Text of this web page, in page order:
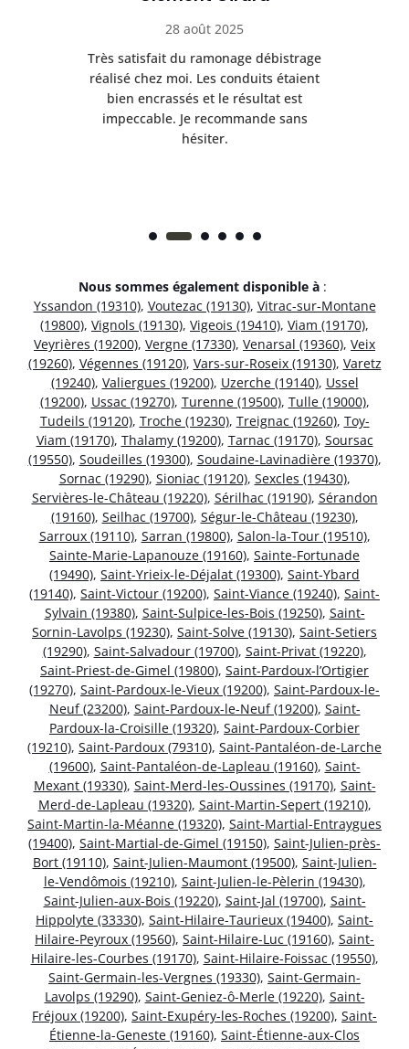
28 août 2025
Très satisfait du ramonage débistrage
réalisé chez moi. Les conduits étaient
bien encrassés et le résultat est
impeccable. Je recommande sans
hésiter.
Nous sommes également disponible à :
Yssandon (19310), Voutezac (19130), Vitrac-sur-Montane
(19800), Vignols (19130), Vigeois (19410), Viam (19170),
Veyrières (19200), Vergne (17330), Venarsal (19360), Veix
(19260), Végennes (19120), Vars-sur-Roseix (19130), Varetz
(19240), Valiergues (19200), Uzerche (19140), Ussel
(19200), Ussac (19270), Turenne (19500), Tulle (19000),
Tudeils (19120), Troche (19230), Treignac (19260), Toy-
Viam (19170), Thalamy (19200), Tarnac (19170), Soursac
(19550), Soudeilles (19300), Soudaine-Lavinadière (19370),
Sornac (19290), Sioniac (19120), Sexcles (19430),
Servières-le-Château (19220), Sérilhac (19190), Sérandon
(19160), Seilhac (19700), Ségur-le-Château (19230),
Sarroux (19110), Sarran (19800), Salon-la-Tour (19510),
Sainte-Marie-Lapanouze (19160), Sainte-Fortunade
(19490), Saint-Yrieix-le-Déjalat (19300), Saint-Ybard
(19140), Saint-Victour (19200), Saint-Viance (19240), Saint-
Sylvain (19380), Saint-Sulpice-les-Bois (19250), Saint-
Sornin-Lavolps (19230), Saint-Solve (19130), Saint-Setiers
(19290), Saint-Salvadour (19700), Saint-Privat (19220),
Saint-Priest-de-Gimel (19800), Saint-Pardoux-l’Ortigier
(19270), Saint-Pardoux-le-Vieux (19200), Saint-Pardoux-le-
Neuf (23200), Saint-Pardoux-le-Neuf (19200), Saint-
Pardoux-la-Croisille (19320), Saint-Pardoux-Corbier
(19210), Saint-Pardoux (79310), Saint-Pantaléon-de-Larche
(19600), Saint-Pantaléon-de-Lapleau (19160), Saint-
Mexant (19330), Saint-Merd-les-Oussines (19170), Saint-
Merd-de-Lapleau (19320), Saint-Martin-Sepert (19210),
Saint-Martin-la-Méanne (19320), Saint-Martial-Entraygues
(19400), Saint-Martial-de-Gimel (19150), Saint-Julien-près-
Bort (19110), Saint-Julien-Maumont (19500), Saint-Julien-
le-Vendômois (19210), Saint-Julien-le-Pèlerin (19430),
Saint-Julien-aux-Bois (19220), Saint-Jal (19700), Saint-
Hippolyte (33330), Saint-Hilaire-Taurieux (19400), Saint-
Hilaire-Peyroux (19560), Saint-Hilaire-Luc (19160), Saint-
Hilaire-les-Courbes (19170), Saint-Hilaire-Foissac (19550),
Saint-Germain-les-Vergnes (19330), Saint-Germain-
Lavolps (19290), Saint-Geniez-ô-Merle (19220), Saint-
Fréjoux (19200), Saint-Exupéry-les-Roches (19200), Saint-
Étienne-la-Geneste (19160), Saint-Étienne-aux-Clos